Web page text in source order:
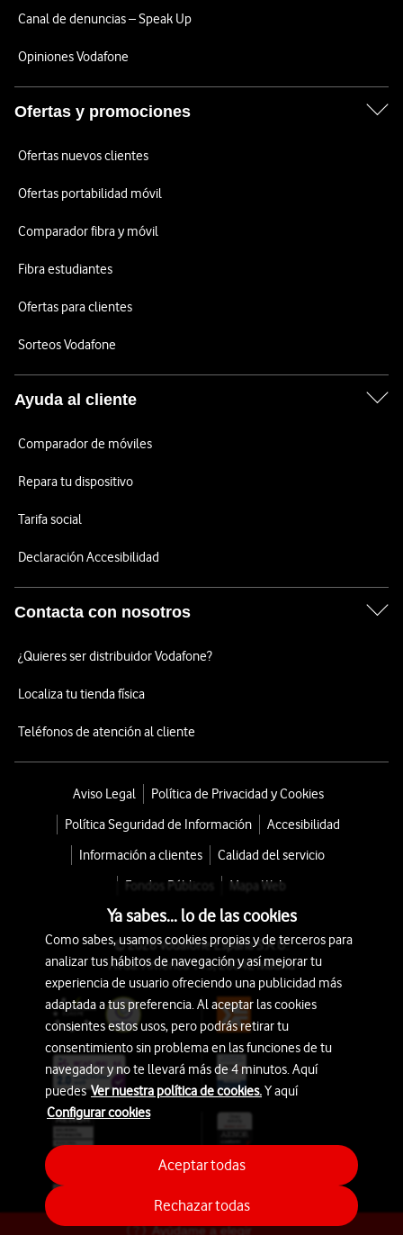
Ayúdame a elegir
Canal de denuncias – Speak Up
Opiniones Vodafone
Ofertas y promociones
Ofertas nuevos clientes
Ofertas portabilidad móvil
Comparador fibra y móvil
Fibra estudiantes
Ofertas para clientes
Sorteos Vodafone
Ayuda al cliente
Comparador de móviles
Repara tu dispositivo
Tarifa social
Declaración Accesibilidad
Contacta con nosotros
¿Quieres ser distribuidor Vodafone?
Localiza tu tienda física
Teléfonos de atención al cliente
Aviso Legal
Política de Privacidad y Cookies
Política Seguridad de Información
Accesibilidad
Información a clientes
Calidad del servicio
Fondos Públicos
Mapa Web
© 2026 Vodafone España S.A.U.
Avda. América 115, 28042 Madrid
Ya sabes... lo de las cookies
Como sabes, usamos cookies propias y de terceros para
analizar tus hábitos de navegación y así mejorar tu
experiencia de usuario ofreciendo una publicidad más
adaptada a tus preferencia. Al aceptar las cookies
consientes estos usos, pero podrás retirar tu
consentimiento sin problema en las funciones de tu
navegador y no te llevará más de 4 minutos. Aquí
puedesVer nuestra política de cookies.Y aquí
Configurar cookies
Rechazar todas
Aceptar todas